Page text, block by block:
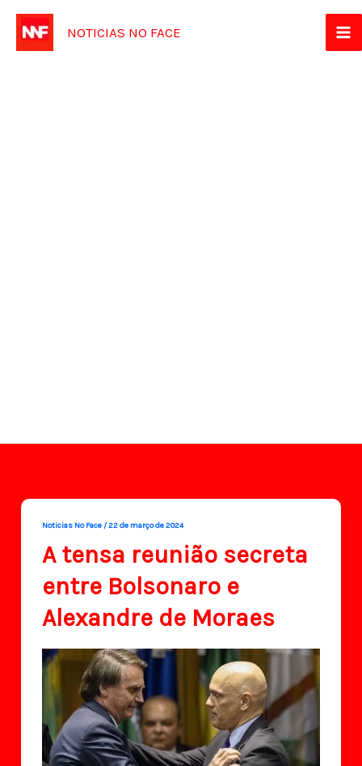
para
NOTICIAS NO FACE
Noticias No Face /22 de março de 2024
A tensa reunião secreta
entre Bolsonaro e
Alexandre de Moraes